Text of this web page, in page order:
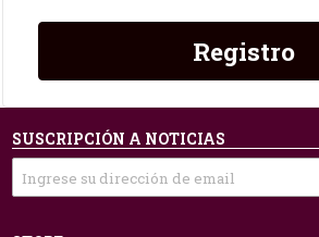
Registro
SUSCRIPCIÓN A NOTICIAS